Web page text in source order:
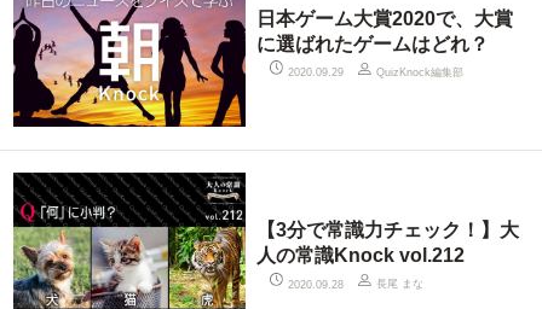
日本ゲーム大賞2020で、大賞
に選ばれたゲームはどれ？
2020.09.29 QuizKnock編集部
【3分で常識力チェック！】大
人の常識Knock vol.212
2020.09.28 長尾 まな